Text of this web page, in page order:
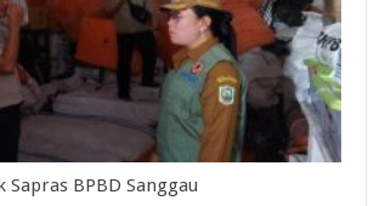
Sapras BPBD Sanggau